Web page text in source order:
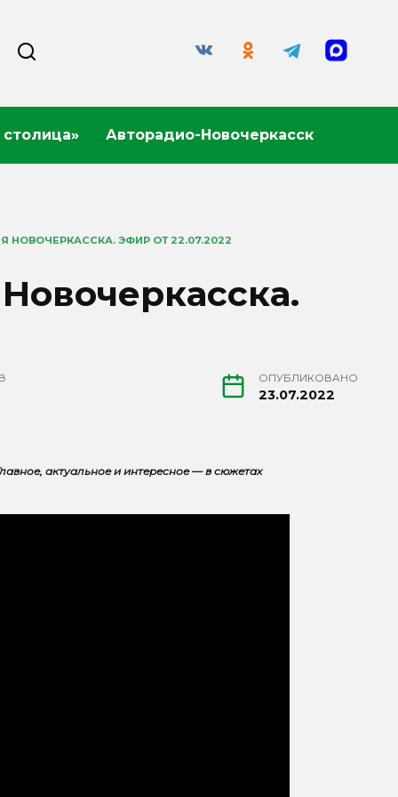
Авторадио-Новочеркасск
НОВОЧЕРКАССКА. ЭФИР ОТ 22.07.2022
ОПУБЛИКОВАНО
23.07.2022
актуальное и интересное — в сюжетах